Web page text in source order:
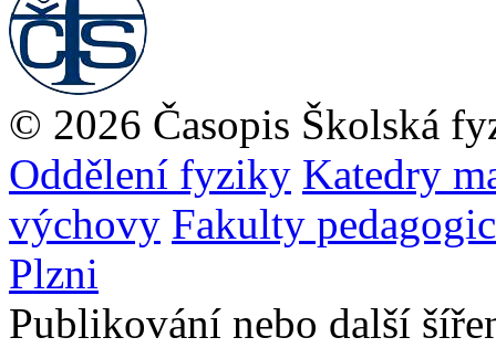
© 2026 Časopis Školská
Oddělení fyziky Katedry
výchovy Fakulty
Plzni
Publikování nebo další